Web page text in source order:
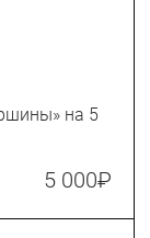
на 5
5 000₽